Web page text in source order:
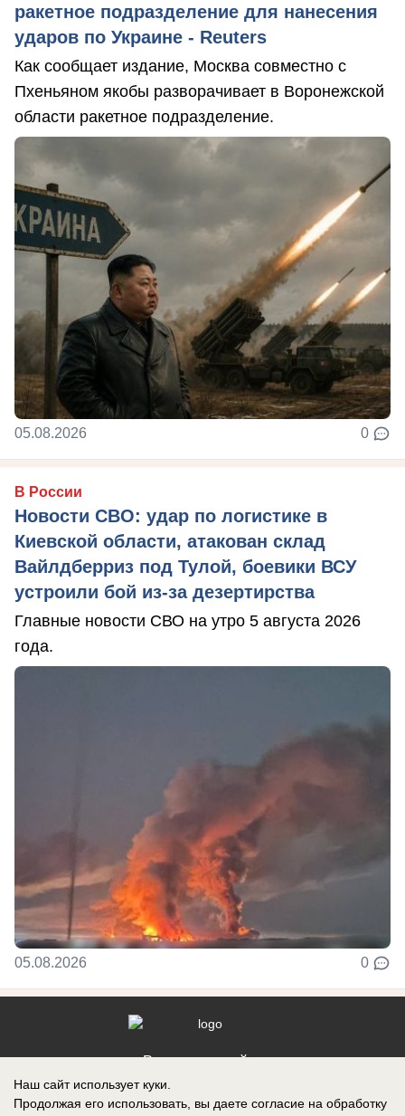
ракетное подразделение для нанесения
ударов по Украине - Reuters
Как сообщает издание, Москва совместно с
Пхеньяном якобы разворачивает в Воронежской
области ракетное подразделение.
05.08.2026 0
В России
Новости СВО: удар по логистике в
Киевской области, атакован склад
Вайлдберриз под Тулой, боевики ВСУ
устроили бой из-за дезертирства
Главные новости СВО на утро 5 августа 2026
года.
05.08.2026 0
Реклама на сайте
Наш сайт использует куки.
Продолжая его использовать, вы даете согласие на обработку